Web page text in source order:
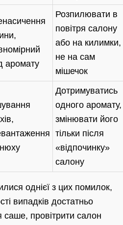
аромату
Розпилювати в
повітря салону
або на килимки,
не на сам
мішечок
Дотримуватись
одного аромату,
змінювати його
тільки після
«відпочинку»
салону
однієї з цих помилок,
випадків достатньо
саше, провітрити салон